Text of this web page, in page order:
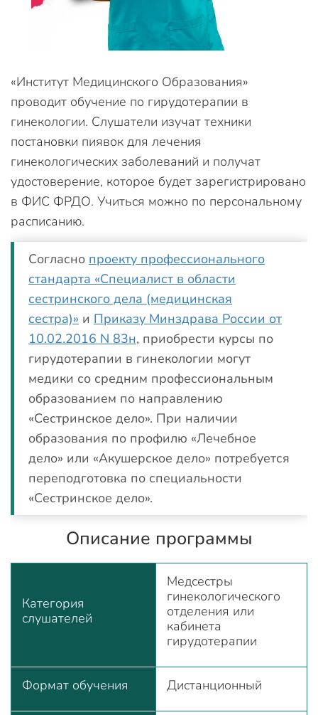
«Институт Медицинского Образования»
проводит обучение по гирудотерапии в
гинекологии. Слушатели изучат техники
постановки пиявок для лечения
гинекологических заболеваний и получат
удостоверение, которое будет зарегистрировано
в ФИС ФРДО. Учиться можно по персональному
расписанию.
Согласно проекту профессионального
стандарта «Специалист в области
сестринского дела (медицинская
сестра)» и Приказу Минздрава России от
10.02.2016 N 83н, приобрести курсы по
гирудотерапии в гинекологии могут
медики со средним профессиональным
образованием по направлению
«Сестринское дело». При наличии
образования по профилю «Лечебное
дело» или «Акушерское дело» потребуется
переподготовка по специальности
«Сестринское дело».
Описание программы
Категория
слушателей
Медсестры
гинекологического
отделения или
кабинета
гирудотерапии
Формат обучения Дистанционный